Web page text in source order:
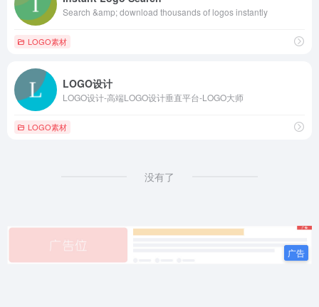
Search &amp; download thousands of logos instantly
LOGO素材
LOGO设计
LOGO设计-高端LOGO设计垂直平台-LOGO大师
LOGO素材
没有了